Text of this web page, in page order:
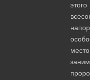
этого
место